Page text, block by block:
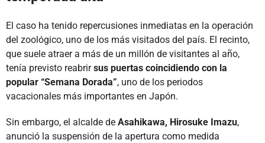
El caso ha tenido repercusiones inmediatas en la operación
del zoológico, uno de los más visitados del país. El recinto,
que suele atraer a más de un millón de visitantes al año,
tenía previsto reabrirsus puertas coincidiendo con la
popular “Semana Dorada”, uno de los periodos
vacacionales más importantes en Japón.
Sin embargo, el alcalde de Asahikawa, Hirosuke Imazu,
anunció la suspensión de la apertura como medida